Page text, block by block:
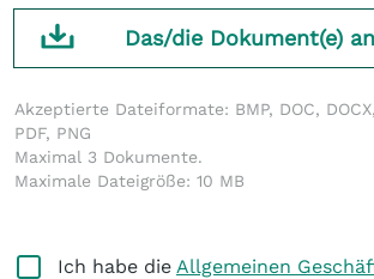
Das/die Dokument(e)
Akzeptierte Dateiformate: BMP, DOC,
PDF, PNG
Maximal 3 Dokumente.
Maximale Dateigröße: 10 MB
Ich habe die Allgemeinen